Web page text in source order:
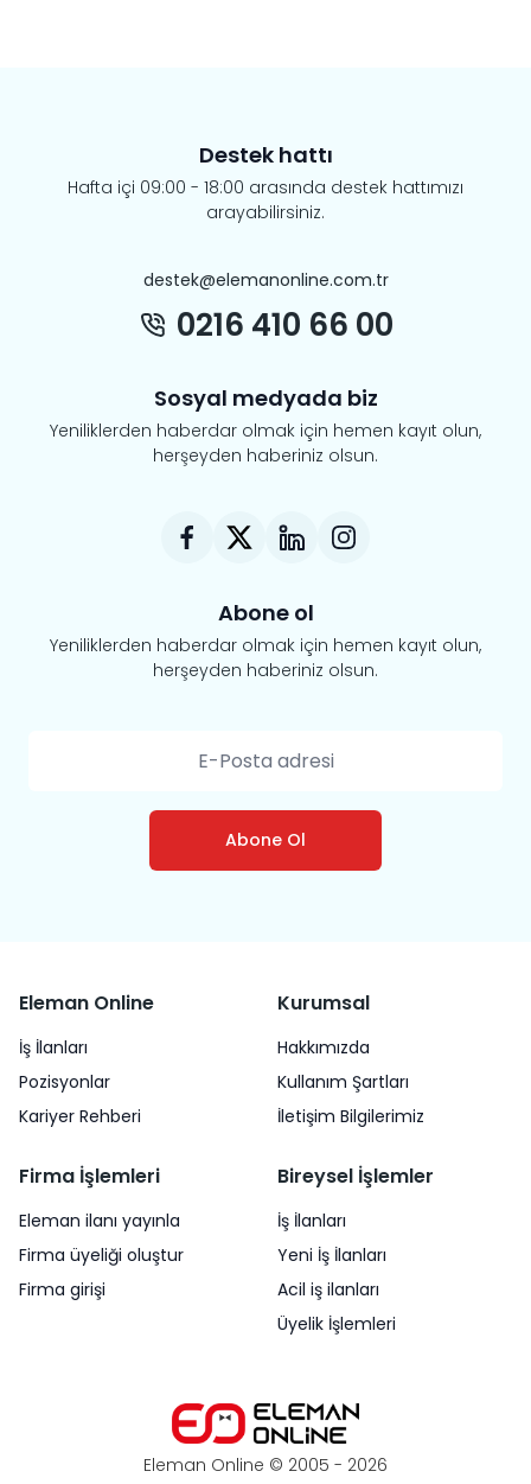
Destek hattı
Hafta içi 09:00 - 18:00 arasında destek hattımızı
arayabilirsiniz.
destek@elemanonline.com.tr
0216 410 66 00
Sosyal medyada biz
Yeniliklerden haberdar olmak için hemen kayıt olun,
herşeyden haberiniz olsun.
Abone ol
Yeniliklerden haberdar olmak için hemen kayıt olun,
herşeyden haberiniz olsun.
Abone Ol
Eleman Online © 2005 - 2026
Eleman Online
İş İlanları
Pozisyonlar
Kariyer Rehberi
Kurumsal
Hakkımızda
Kullanım Şartları
İletişim Bilgilerimiz
Firma İşlemleri
Eleman ilanı yayınla
Firma üyeliği oluştur
Firma girişi
Bireysel İşlemler
İş İlanları
Yeni İş İlanları
Acil iş ilanları
Üyelik İşlemleri